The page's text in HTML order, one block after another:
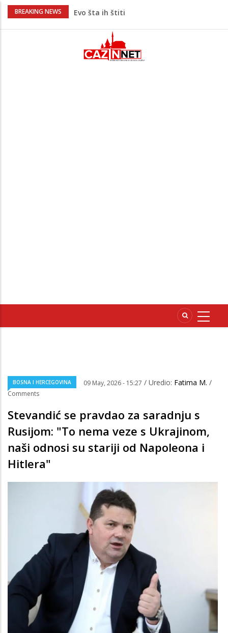
BREAKING NEWS
Krenuo u BiH sa 20 kilograma droge:
Juventus igra protiv Intera, Spaleti
razočarao navijače iz BiH
Užas: Uhapšen Italijan (45) kako
BOSNA I HERCEGOVINA 09 May, 2026 - 15:27 / Uredio: Fatima M. /
Comments
Stevandić se pravdao za saradnju s
Rusijom: "To nema veze s Ukrajinom,
naši odnosi su stariji od Napoleona i
Hitlera"